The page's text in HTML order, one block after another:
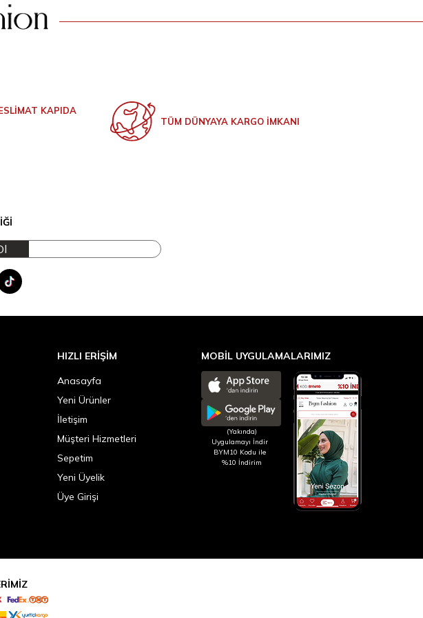
KAPIDA
TÜM DÜNYAYA KARGO İMKANI
Tik Tok
HIZLI ERIŞIM
Anasayfa
Yeni Ürünler
İletişim
Müşteri Hizmetleri
Sepetim
Yeni Üyelik
Üye Girişi
MOBİL UYGULAMALARIMIZ
(Yakında)
Uygulamayı İndir
BYM10 Kodu ile
%10 İndirim